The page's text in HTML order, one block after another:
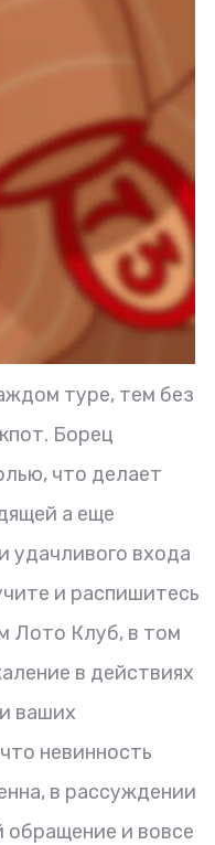
туре, тем без
Борец
что делает
а еще
удачливого входа
и распишитесь
Лото Клуб, в том
в действиях
ваших
невинность
в рассуждении
обращение и вовсе